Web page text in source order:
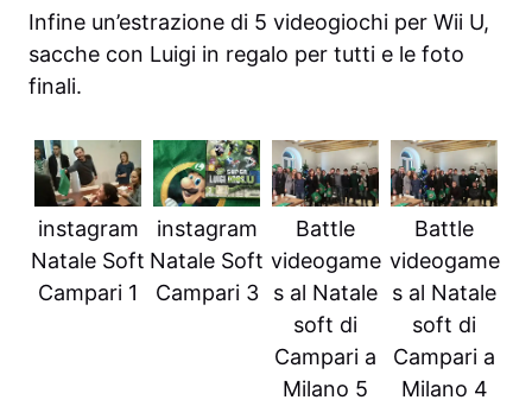
Infine un’estrazione di 5 videogiochi per Wii U,
sacche con Luigi in regalo per tutti e le foto
finali.
instagram
Natale Soft
Campari 1
instagram
Natale Soft
Campari 3
Battle
videogame
s al Natale
soft di
Campari a
Milano 5
Battle
videogame
s al Natale
soft di
Campari a
Milano 4